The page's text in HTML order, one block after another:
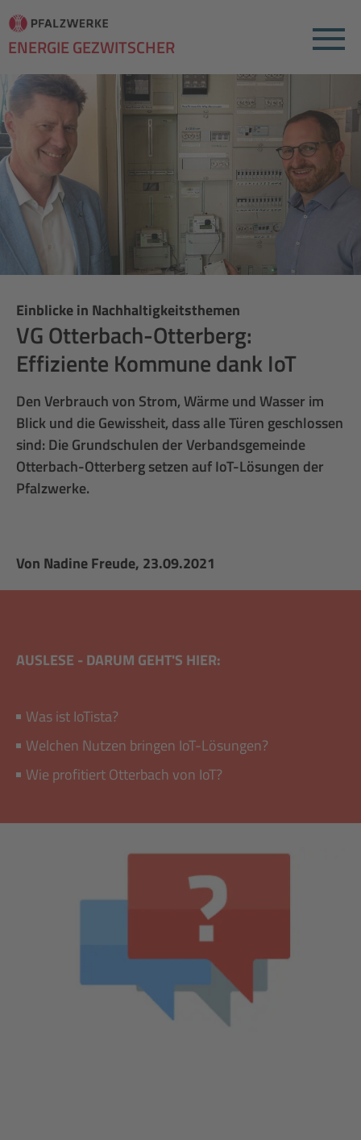
ENERGIE GEZWITSCHER Menu
Einblicke in Nachhaltigkeitsthemen
VG Otterbach-Otterberg:
Effiziente Kommune dank IoT
Den Verbrauch von Strom, Wärme und Wasser im
Blick und die Gewissheit, dass alle Türen geschlossen
sind: Die Grundschulen der Verbandsgemeinde
Otterbach-Otterberg setzen auf IoT-Lösungen der
Pfalzwerke.
Von Nadine Freude, 23.09.2021
AUSLESE - DARUM GEHT'S HIER:
Was ist IoTista?
Welchen Nutzen bringen IoT-Lösungen?
Wie profitiert Otterbach von IoT?